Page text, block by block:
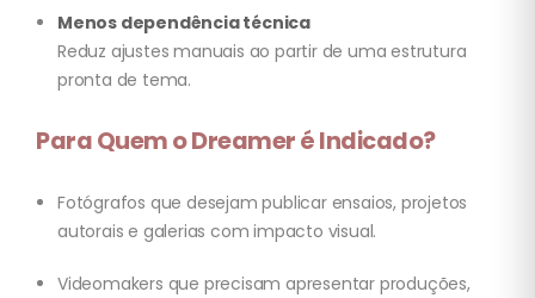
Menos dependência técnica
Reduz ajustes manuais ao partir de uma estrutura
pronta de tema.
Para Quem o Dreamer é Indicado?
Fotógrafos que desejam publicar ensaios, projetos
autorais e galerias com impacto visual.
Videomakers que precisam apresentar produções,